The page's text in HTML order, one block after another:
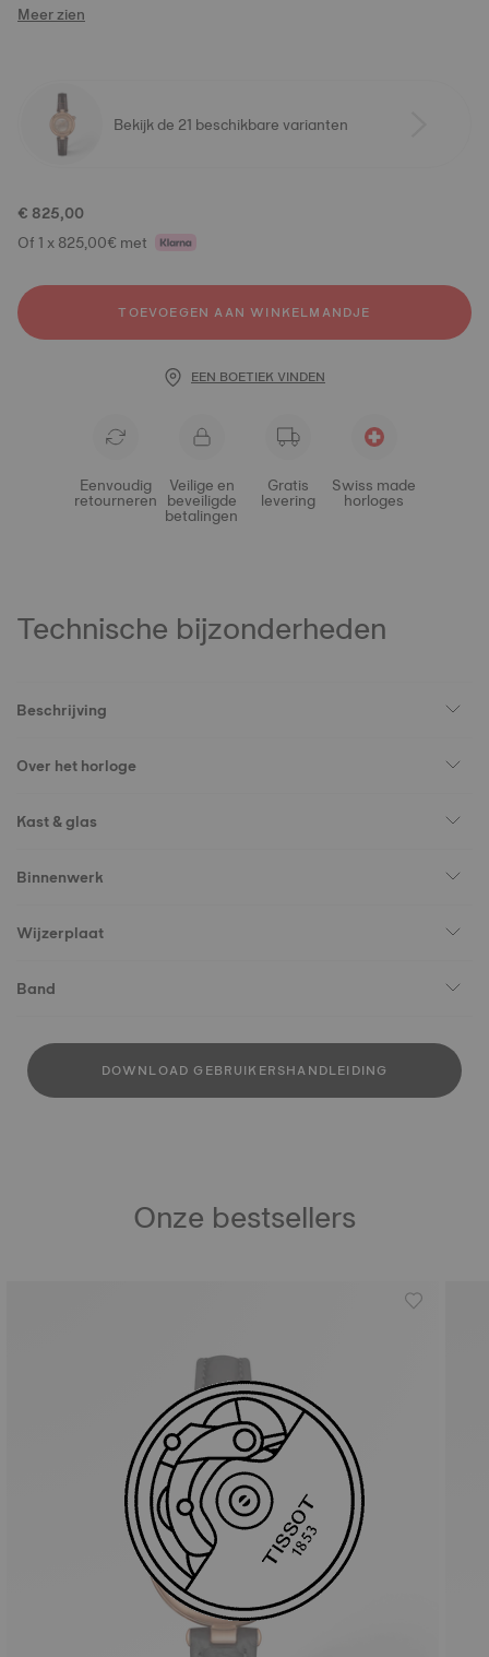
Meer zien
Bekijk de 21 beschikbare varianten
€ 825,00
Of 1 x 825,00€ met
TOEVOEGEN AAN WINKELMANDJE
EEN BOETIEK VINDEN
Eenvoudig
retourneren
Veilige en
beveiligde
betalingen
Gratis
levering
Swiss made
horloges
Technische bijzonderheden
Beschrijving
Over het horloge
Kast & glas
Binnenwerk
Wijzerplaat
Band
DOWNLOAD GEBRUIKERSHANDLEIDING
Onze bestsellers